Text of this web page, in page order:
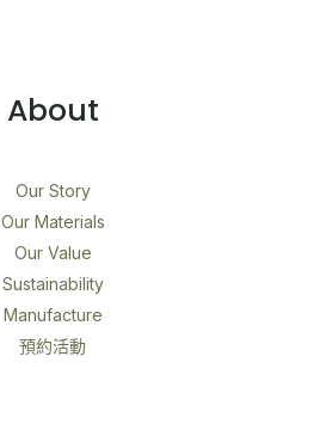
About
Our Story
Our Materials
Our Value
Sustainability
Manufacture
預約活動